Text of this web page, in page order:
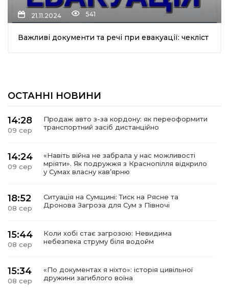
21.11.2024 541
Важливі документи та речі при евакуації: чекліст
ОСТАННІ НОВИНИ
14:28
09 сер
Продаж авто з-за кордону: як переоформити
транспортний засіб дистанційно
14:24
09 сер
«Навіть війна не забрала у нас можливості
мріяти». Як подружжя з Краснопілля відкрило
у Сумах власну кав’ярню
18:52
08 сер
Ситуація на Сумщині: Тиск на Рясне та
Дронова Загроза для Сум з Півночі
15:44
08 сер
Коли хобі стає загрозою: Невидима
небезпека струму біля водойм
15:34
08 сер
«По документах я ніхто»: історія цивільної
дружини загиблого воїна